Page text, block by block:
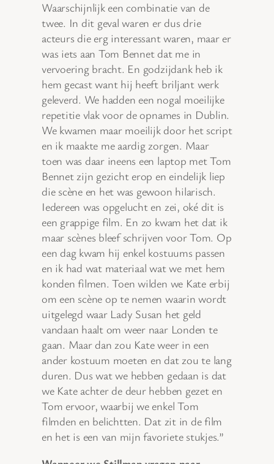
Waarschijnlijk een combinatie van de
twee. In dit geval waren er dus drie
acteurs die erg interessant waren, maar er
was iets aan Tom Bennet dat me in
vervoering bracht. En godzijdank heb ik
hem gecast want hij heeft briljant werk
geleverd. We hadden een nogal moeilijke
repetitie vlak voor de opnames in Dublin.
We kwamen maar moeilijk door het script
en ik maakte me aardig zorgen. Maar
toen was daar ineens een laptop met Tom
Bennet zijn gezicht erop en eindelijk liep
die scène en het was gewoon hilarisch.
Iedereen was opgelucht en zei, oké dit is
een grappige film. En zo kwam het dat ik
maar scènes bleef schrijven voor Tom. Op
een dag kwam hij enkel kostuums passen
en ik had wat materiaal wat we met hem
konden filmen. Toen wilden we Kate erbij
om een scène op te nemen waarin wordt
uitgelegd waar Lady Susan het geld
vandaan haalt om weer naar Londen te
gaan. Maar dan zou Kate weer in een
ander kostuum moeten en dat zou te lang
duren. Dus wat we hebben gedaan is dat
we Kate achter de deur hebben gezet en
Tom ervoor, waarbij we enkel Tom
filmden en belichtten. Dat zit in de film
en het is een van mijn favoriete stukjes.”